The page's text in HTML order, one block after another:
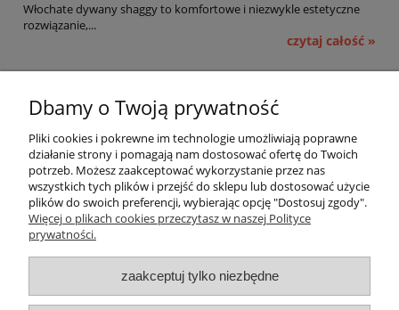
Włochate dywany shaggy to komfortowe i niezwykle estetyczne
rozwiązanie,...
czytaj całość »
Płatności i dostawa
Informacje
O nas
Dbamy o Twoją prywatność
Pliki cookies i pokrewne im technologie umożliwiają poprawne
działanie strony i pomagają nam dostosować ofertę do Twoich
potrzeb. Możesz zaakceptować wykorzystanie przez nas
wszystkich tych plików i przejść do sklepu lub dostosować użycie
plików do swoich preferencji, wybierając opcję "Dostosuj zgody".
Więcej o plikach cookies przeczytasz w naszej Polityce
prywatności.
zaakceptuj tylko niezbędne